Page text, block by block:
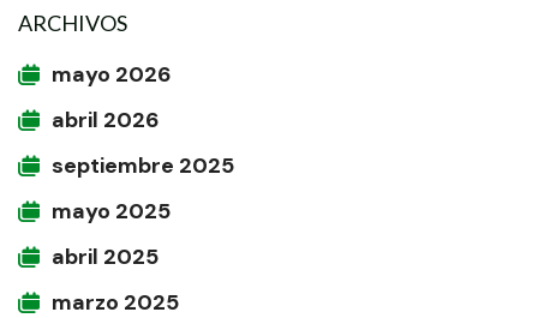
ARCHIVOS
mayo 2026
abril 2026
septiembre 2025
mayo 2025
abril 2025
marzo 2025